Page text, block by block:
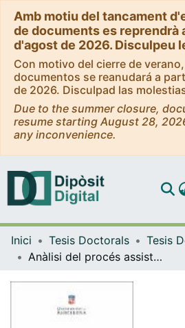
Amb motiu del tancament
de documents es reprendrà
d'agost de 2026. Disculpeu
Con motivo del cierre de
documentos se reanudará a
de 2026. Disculpad las
Due to the summer closure,
resume starting August 28,
any inconvenience.
Inici Tesis Doctorals
Anàlisi del procés assistencial dels pacients amb pneumònia COVID-19 als serveis d’urgències hospitalàries